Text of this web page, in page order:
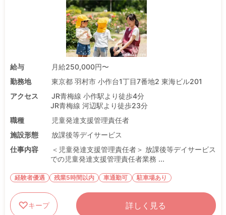
給与
月給250,000円〜
勤務地
東京都 羽村市 小作台1丁目7番地2 東海ビル201
アクセス
JR青梅線 小作駅より徒歩4分
JR青梅線 河辺駅より徒歩23分
職種
児童発達支援管理責任者
施設形態
放課後等デイサービス
仕事内容
＜児童発達支援管理責任者＞ 放課後等デイサービス
での児童発達支援管理責任者業務 ...
経験者優遇 残業5時間以内 車通勤可 駐車場あり
キープ 詳しく見る